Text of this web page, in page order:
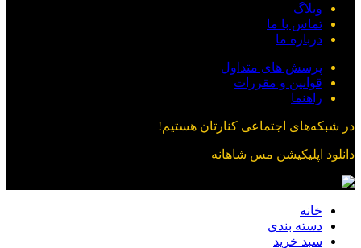
وبلاگ
تماس با ما
درباره ما
پرسش های متداول
قوانین و مقررات
راهنما
در شبکه‌های اجتماعی کنارتان هستیم!
دانلود اپلیکیشن مس شاهانه
خانه
دسته بندی
سبد خرید